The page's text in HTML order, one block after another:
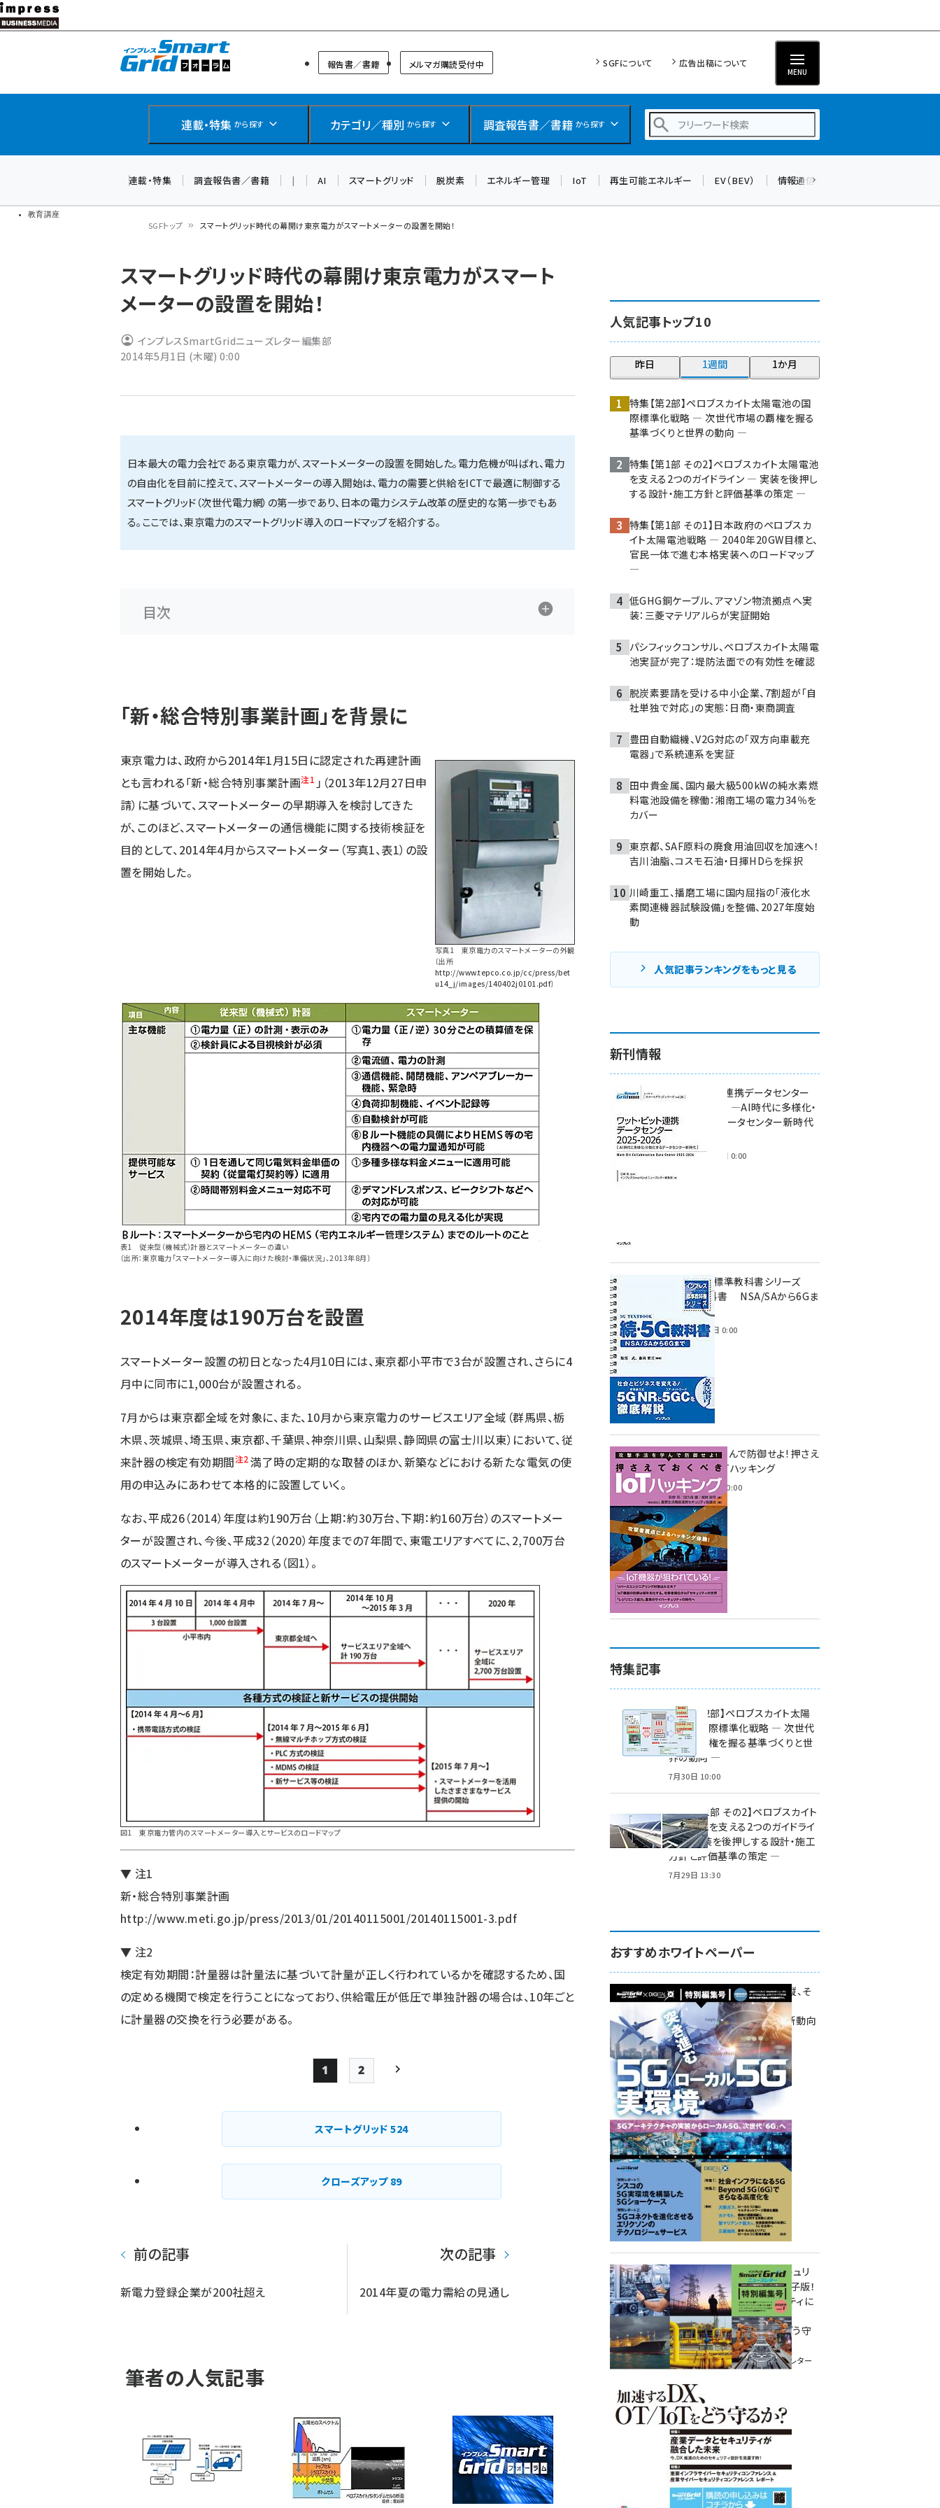
メ
イ
教育講座
スマートグリッドフォーラム
報告書／書籍 メルマガ購読受付中 SGFについて 広告出稿について
MENU
連載・特集 から探す カテゴリ／種別 から探す 調査報告書／書籍 から探す
ngn (262)
大串 (210)
aitras (176)
タンデム (140)
連載・特集 調査報告書／書籍 | AI スマートグリッド 脱炭素 エネルギー管理 IoT 再生可能エネルギー EV（BEV） 情報通信（ICT）
ン
く
ず
SGFトップ スマートグリッド時代の幕開け東京電力がスマートメーターの設置を開始！
スマートグリッド時代の幕開け東京電力がスマート
メーターの設置を開始！
インプレスSmartGridニューズレター編集部
2014年5月1日 (木曜) 0:00
日本最大の電力会社である東京電力が、スマートメーターの設置を開始した。電力危機が叫ばれ、電力
の自由化を目前に控えて、スマートメーターの導入開始は、電力の需要と供給をICTで最適に制御する
スマートグリッド（次世代電力網）の第一歩であり、日本の電力システム改革の歴史的な第一歩でもあ
る。ここでは、東京電力のスマートグリッド導入のロードマップを紹介する。
目次
「新・総合特別事業計画」を背景に
写真1 東京電力のスマートメーターの外観
〔出所
http://www.tepco.co.jp/cc/press/bet
u14_j/images/140402j0101.pdf〕
東京電力は、政府から2014年1月15日に認定された再建計画
とも言われる「新・総合特別事業計画注1 」（2013年12月27日申
請）に基づいて、スマートメーターの早期導入を検討してきた
が、このほど、スマートメーターの通信機能に関する技術検証を
目的として、2014年4月からスマートメーター（写真1、表1）の設
置を開始した。
表1 従来型（機械式）計器とスマートメーターの違い
〔出所：東京電力「スマートメーター導入に向けた検討・準備状況」、2013年8月〕
2014年度は190万台を設置
スマートメーター設置の初日となった4月10日には、東京都小平市で3台が設置され、さらに4
月中に同市に1,000台が設置される。
7月からは東京都全域を対象に、また、10月から東京電力のサービスエリア全域（群馬県、栃
木県、茨城県、埼玉県、東京都、千葉県、神奈川県、山梨県、静岡県の富士川以東）において、従
来計器の検定有効期間注2 満了時の定期的な取替のほか、新築などにおける新たな電気の使
用の申込みにあわせて本格的に設置していく。
なお、平成26（2014）年度は約190万台（上期：約30万台、下期：約160万台）のスマートメー
ターが設置され、今後、平成32（2020）年度までの7年間で、東電エリアすべてに、2,700万台
のスマートメーターが導入される（図1）。
図1 東京電力管内のスマートメーター導入とサービスのロードマップ
▼ 注1
新・総合特別事業計画
http://www.meti.go.jp/press/2013/01/20140115001/20140115001-3.pdf
▼ 注2
検定有効期間：計量器は計量法に基づいて計量が正しく行われているかを確認するため、国
の定める機関で検定を行うことになっており、供給電圧が低圧で単独計器の場合は、10年ごと
に計量器の交換を行う必要がある。
ペー
ジ
送
り
Page
1
Page
2
スマートグリッド524
クローズアップ 89
前の記事
新電力登録企業が200社超え
次の記事
2014年夏の電力需給の見通し
筆者の人気記事
人気記事トップ10
昨日 1週間 1か月
特集【第2部】ペロブスカイト太陽電池の国
際標準化戦略 ― 次世代市場の覇権を握る
基準づくりと世界の動向 ―
特集【第1部 その2】ペロブスカイト太陽電池
を支える2つのガイドライン ― 実装を後押し
する設計・施工方針と評価基準の策定 ―
特集【第1部 その1】日本政府のペロブスカ
イト太陽電池戦略 ― 2040年20GW目標と、
官民一体で進む本格実装へのロードマップ
―
低GHG銅ケーブル、アマゾン物流拠点へ実
装：三菱マテリアルらが実証開始
パシフィックコンサル、ペロブスカイト太陽電
池実証が完了：堤防法面での有効性を確認
脱炭素要請を受ける中小企業、7割超が「自
社単独で対応」の実態：日商・東商調査
豊田自動織機、V2G対応の「双方向車載充
電器」で系統連系を実証
田中貴金属、国内最大級500kWの純水素燃
料電池設備を稼働：湘南工場の電力34％を
カバー
東京都、SAF原料の廃食用油回収を加速へ！
吉川油脂、コスモ石油・日揮HDらを採択
川崎重工、播磨工場に国内屈指の「液化水
素関連機器試験設備」を整備、2027年度始
動
人気記事ランキングをもっと見る
新刊情報
ワット・ビット連携データセンター
2025-2026 ―AI時代に多様化・
分散化するデータセンター新時代
2025年11月28日 0:00
インプレス標準教科書シリーズ
続・5G教科書 NSA/SAから6Gま
2023年4月3日 0:00
攻撃手法を学んで防御せよ! 押さえ
ておくべきIoTハッキング
2022年6月14日 0:00
特集記事
特集【第2部】ペロブスカイト太陽
電池の国際標準化戦略 ― 次世代
市場の覇権を握る基準づくりと世
界の動向 ―
7月30日 10:00
特集【第1部 その2】ペロブスカイト
太陽電池を支える2つのガイドライ
ン ― 実装を後押しする設計・施工
方針と評価基準の策定 ―
7月29日 13:30
おすすめホワイトペーパー
環境対策、建機の遠隔操縦、そ
して医療。
次世代通信規格「5G」最新動向
をこの1冊で学ぶ
SmartGrid ニューズレター ×
DIGITAL X 特別編集号 2022
Summer
重要インフラサイバーセキュリ
ティコンファレンス特別電子版！
― 産業サイバーセキュリティに
関わる全ての方へ！ ―
加速するDX、OT/IoTをどう守
るか？
インプレス SmartGridニューズレター